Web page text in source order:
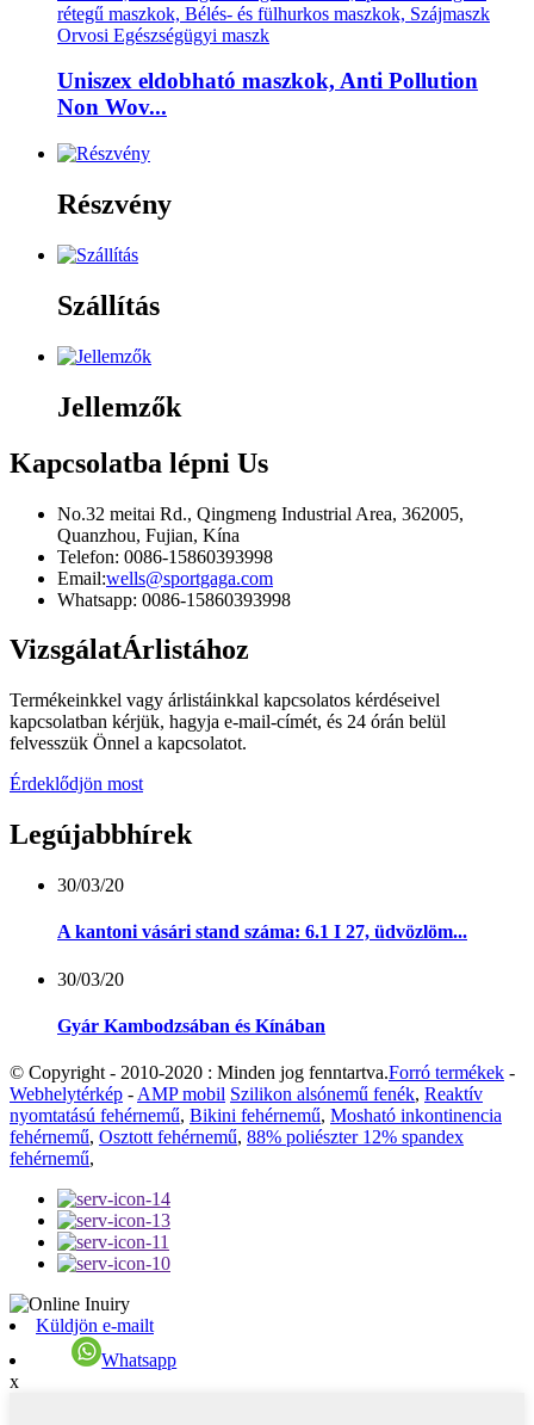
Uniszex eldobható maszkok, Anti Pollution
Non Wov...
Részvény
Szállítás
Jellemzők
Kapcsolatba lépni Us
No.32 meitai Rd., Qingmeng Industrial Area, 362005,
Quanzhou, Fujian, Kína
Telefon: 0086-15860393998
Email:wells@sportgaga.com
Whatsapp: 0086-15860393998
VizsgálatÁrlistához
Termékeinkkel vagy árlistáinkkal kapcsolatos kérdéseivel
kapcsolatban kérjük, hagyja e-mail-címét, és 24 órán belül
felvesszük Önnel a kapcsolatot.
Érdeklődjön most
Legújabbhírek
30/03/20
A kantoni vásári stand száma: 6.1 I 27, üdvözlöm...
30/03/20
Gyár Kambodzsában és Kínában
© Copyright - 2010-2020 : Minden jog fenntartva.Forró termékek -
Webhelytérkép - AMP mobil Szilikon alsónemű fenék, Reaktív
nyomtatású fehérnemű, Bikini fehérnemű, Mosható inkontinencia
fehérnemű, Osztott fehérnemű, 88% poliészter 12% spandex
fehérnemű,
Küldjön e-mailt
Whatsapp
x